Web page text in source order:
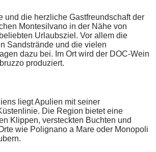
und die herzliche Gastfreundschaft der
Montesilvano in der Nähe von
Urlaubsziel. Vor allem die
Sandstrände und die vielen
dazu bei. Im Ort wird der DOC-Wein
produziert.
liegt Apulien mit seiner
Die Region bietet eine
Klippen, versteckten Buchten und
wie Polignano a Mare oder Monopoli